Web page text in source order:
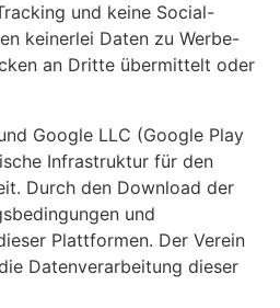
und keine Social-
keinerlei Daten zu Werbe-
an Dritte übermittelt oder
Google LLC (Google Play
Infrastruktur für den
Durch den Download der
und
Plattformen. Der Verein
Datenverarbeitung dieser